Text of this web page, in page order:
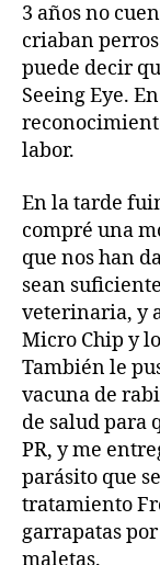
3 años no
criaban
puede decir
Seeing Eye.
labor.
En la tarde
compré una
que nos han
sean
veterinaria, y
Micro Chip y
También le
vacuna de
de salud para
PR, y me
parásito que
tratamiento
garrapatas por
maletas.